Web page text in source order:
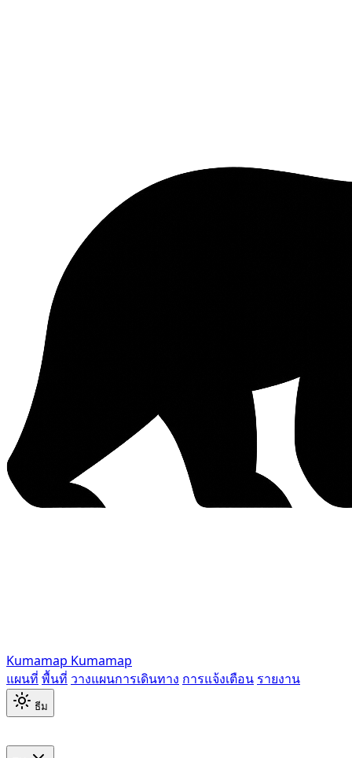
Kumamap Kumamap
แผนที่ พื้นที่ วางแผนการเดินทาง การแจ้งเตือน รายงาน
ธีม